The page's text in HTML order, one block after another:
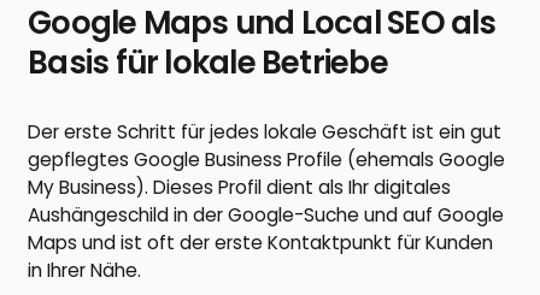
Google Maps und Local SEO als
Basis für lokale Betriebe
Der erste Schritt für jedes lokale Geschäft ist ein gut
gepflegtes Google Business Profile (ehemals Google
My Business). Dieses Profil dient als Ihr digitales
Aushängeschild in der Google-Suche und auf Google
Maps und ist oft der erste Kontaktpunkt für Kunden
in Ihrer Nähe.